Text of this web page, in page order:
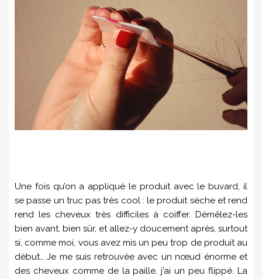
Une fois qu’on a appliqué le produit avec le buvard, il
se passe un truc pas très cool : le produit sèche et rend
rend les cheveux très difficiles à coiffer. Démêlez-les
bien avant, bien sûr, et allez-y doucement après, surtout
si, comme moi, vous avez mis un peu trop de produit au
début… Je me suis retrouvée avec un nœud énorme et
des cheveux comme de la paille, j’ai un peu flippé. La